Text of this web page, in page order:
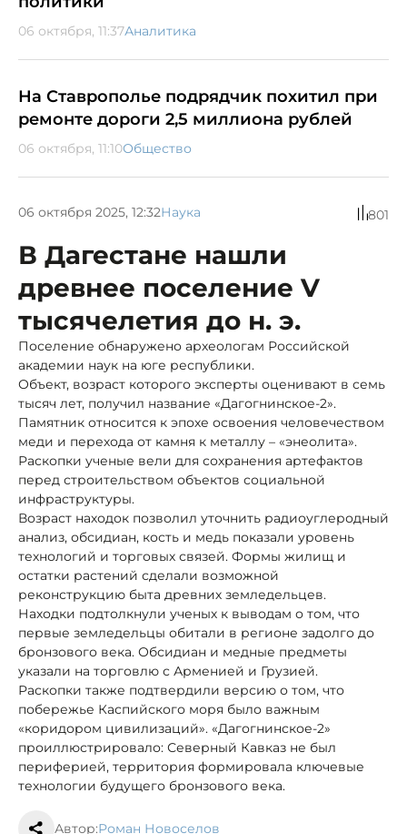
06 октября, 11:37Аналитика
На Ставрополье подрядчик похитил при
ремонте дороги 2,5 миллиона рублей
06 октября, 11:10Общество
06 октября 2025, 12:32Наука 801
В Дагестане нашли
древнее поселение V
тысячелетия до н. э.
Поселение обнаружено археологам Российской
академии наук на юге республики.
Объект, возраст которого эксперты оценивают в семь
тысяч лет, получил название «Дагогнинское-2».
Памятник относится к эпохе освоения человечеством
меди и перехода от камня к металлу – «энеолита».
Раскопки ученые вели для сохранения артефактов
перед строительством объектов социальной
инфраструктуры.
Возраст находок позволил уточнить радиоуглеродный
анализ, обсидиан, кость и медь показали уровень
технологий и торговых связей. Формы жилищ и
остатки растений сделали возможной
реконструкцию быта древних земледельцев.
Находки подтолкнули ученых к выводам о том, что
первые земледельцы обитали в регионе задолго до
бронзового века. Обсидиан и медные предметы
указали на торговлю с Арменией и Грузией.
Раскопки также подтвердили версию о том, что
побережье Каспийского моря было важным
«коридором цивилизаций». «Дагогнинское-2»
проиллюстрировало: Северный Кавказ не был
периферией, территория формировала ключевые
технологии будущего бронзового века.
Автор:Роман Новоселов